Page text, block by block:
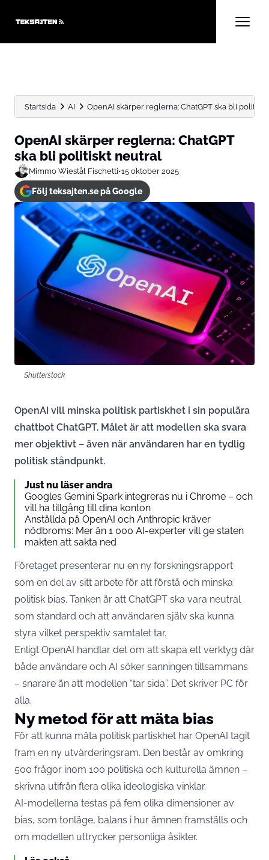
Startsida AI OpenAI skärper reglerna: ChatGPT ska bli
OpenAI skärper reglerna: ChatGPT
ska bli politiskt neutral
Mimmo Wiestål Fischetti•15 oktober 2025
Följ teksajten.se på Google
Shutterstock
OpenAI vill minska politisk partiskhet i sin populära
chattbot ChatGPT. Målet är att modellen ska svara
mer objektivt – även när användaren har en tydlig
politisk ståndpunkt.
Just nu läser andra
Googles Gemini Spark integreras nu i Chrome – och
vill ha tillgång till dina konton
Anställda på OpenAI och Anthropic kräver
nödbroms: Mer än 1 000 AI-experter vill ge staten
makten att sakta ned
Företaget presenterar nu en ny forskningsrapport
som en del av sitt arbete för att förstå och minska
politisk bias. Tanken är att ChatGPT ska vara neutral
som standard och att användaren själv ska kunna
styra vilket perspektiv samtalet tar.
Enligt OpenAI handlar det om att skapa ett verktyg där
både användare och AI söker sanningen tillsammans
– snarare än att modellen “tar sida”. Det skriver PC för
alla.
Ny metod för att mäta bias
För att kunna mäta politisk partiskhet har OpenAI tagit
fram en ny utvärderingsram. Den består av omkring
500 frågor inom 100 politiska och kulturella ämnen –
skrivna utifrån flera olika ideologiska vinklar.
AI-modellerna testas på fem olika dimensioner av
bias, som tonläge, balans i hur ämnen framställs och
om modellen uttrycker personliga åsikter.